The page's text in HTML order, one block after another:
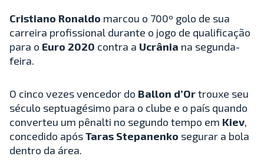
Cristiano Ronaldo marcou o 700º golo de sua
carreira profissional durante o jogo de qualificação
para o Euro 2020 contra a Ucrânia na segunda-
feira.
O cinco vezes vencedor do Ballon d’Ortrouxe seu
século septuagésimo para o clube e o país quando
converteu um pênalti no segundo tempo em Kiev,
concedido apósTaras Stepanenko segurar a bola
dentro da área.